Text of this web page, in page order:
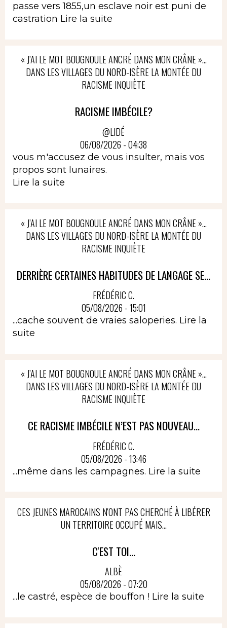
passe vers 1855,un esclave noir est puni de
castration Lire la suite
« J’AI LE MOT BOUGNOULE ANCRÉ DANS MON CRÂNE »…
DANS LES VILLAGES DU NORD-ISÈRE LA MONTÉE DU
RACISME INQUIÈTE
RACISME IMBÉCILE?
@LIDÉ
06/08/2026 - 04:38
vous m'accusez de vous insulter, mais vos
propos sont lunaires.
Lire la suite
« J’AI LE MOT BOUGNOULE ANCRÉ DANS MON CRÂNE »…
DANS LES VILLAGES DU NORD-ISÈRE LA MONTÉE DU
RACISME INQUIÈTE
DERRIÈRE CERTAINES HABITUDES DE LANGAGE SE...
FRÉDÉRIC C.
05/08/2026 - 15:01
...cache souvent de vraies saloperies. Lire la
suite
« J’AI LE MOT BOUGNOULE ANCRÉ DANS MON CRÂNE »…
DANS LES VILLAGES DU NORD-ISÈRE LA MONTÉE DU
RACISME INQUIÈTE
CE RACISME IMBÉCILE N’EST PAS NOUVEAU...
FRÉDÉRIC C.
05/08/2026 - 13:46
...même dans les campagnes. Lire la suite
CES JEUNES MAROCAINS N'ONT PAS CHERCHÉ À LIBÉRER
UN TERRITOIRE OCCUPÉ MAIS...
C'EST TOI...
ALBÈ
05/08/2026 - 07:20
...le castré, espèce de bouffon ! Lire la suite